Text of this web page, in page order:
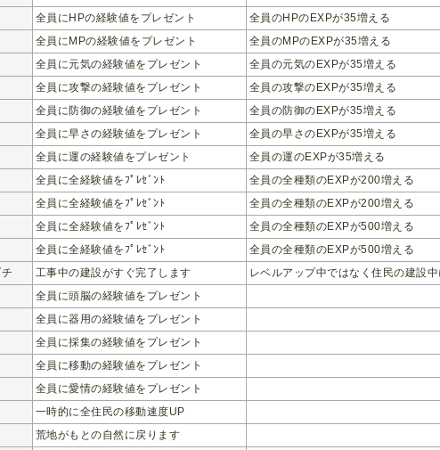
全員にHPの経験値をプレゼント
全員のHPのEXPが35増える
全員にMPの経験値をプレゼント
全員のMPのEXPが35増える
全員に元気の経験値をプレゼント
全員の元気のEXPが35増える
全員に攻撃の経験値をプレゼント
全員の攻撃のEXPが35増える
全員に防御の経験値をプレゼント
全員の防御のEXPが35増える
全員に早さの経験値をプレゼント
全員の早さのEXPが35増える
全員に運の経験値をプレゼント
全員の運のEXPが35増える
全員に全経験値をﾌﾟﾚｾﾞﾝﾄ
全員の全種類のEXPが200増える
全員に全経験値をﾌﾟﾚｾﾞﾝﾄ
全員の全種類のEXPが200増える
全員に全経験値をﾌﾟﾚｾﾞﾝﾄ
全員の全種類のEXPが500増える
全員に全経験値をﾌﾟﾚｾﾞﾝﾄ
全員の全種類のEXPが500増える
工事中の建設がすぐ完了します
レベルアップ中ではなく住民の建設
全員に頭脳の経験値をプレゼント
全員に器用の経験値をプレゼント
全員に採集の経験値をプレゼント
全員に移動の経験値をプレゼント
全員に愛情の経験値をプレゼント
一時的に全住民の移動速度UP
荒地がもとの自然に戻ります